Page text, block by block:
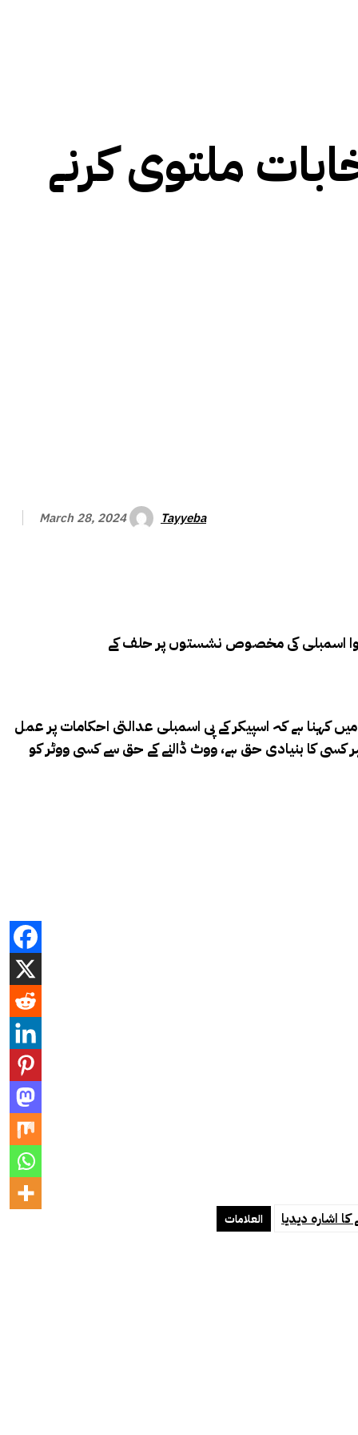
ملتوی کرنے
March 28, 2024 Tayyeba
اسمبلی کی مخصوص نشستوں پر حلف کے
کہنا ہے کہ اسپیکر کے پی اسمبلی عدالتی احکامات پر عمل
کسی کا بنیادی حق ہے، ووٹ ڈالنے کے حق سے کسی ووٹر کو
العلامات اشارہ دیدیا